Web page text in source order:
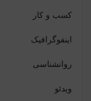
کسب و کار
اینفوگرافیک
روانشناسی
ویدئو